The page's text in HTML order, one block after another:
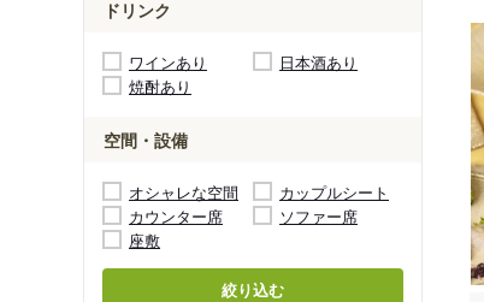
ドリンク
ワインあり
日本酒あり
焼酎あり
空間・設備
オシャレな空間
カップルシート
カウンター席
ソファー席
座敷
絞り込む